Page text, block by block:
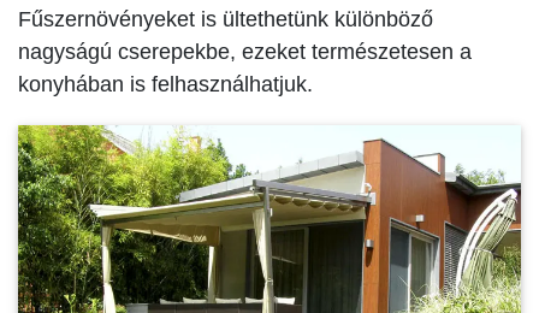
Fűszernövényeket is ültethetünk különböző
nagyságú cserepekbe, ezeket természetesen a
konyhában is felhasználhatjuk.